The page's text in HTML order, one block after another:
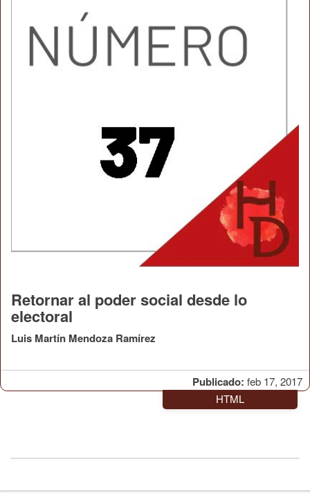
Publicado: feb 17, 2017
Retornar al poder social desde lo
electoral
Luis Martín Mendoza Ramírez
HTML